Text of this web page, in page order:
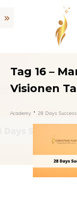
Tag 16 –
Visionen
Academy 28 Days